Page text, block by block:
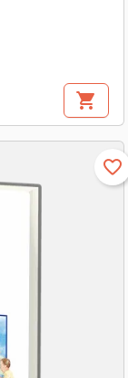
shopping_cart
favorite_border